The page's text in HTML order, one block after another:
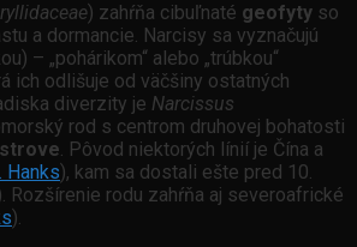
) zahŕňa cibuľnaté geofyty so
a dormancie. Narcisy sa vyznačujú
– „pohárikom“ alebo „trúbkou“
ich odlišuje od väčšiny ostatných
diverzity je Narcissus
rod s centrom druhovej bohatosti
. Pôvod niektorých línií je Čína a
Hanks), kam sa dostali ešte pred 10.
Rozšírenie rodu zahŕňa aj severoafrické
).